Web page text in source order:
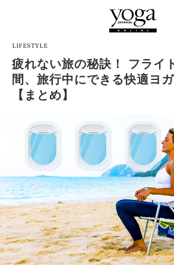
LIFESTYLE
疲れない旅の秘訣！ フライ
間、旅行中にできる快適ヨ
【まとめ】